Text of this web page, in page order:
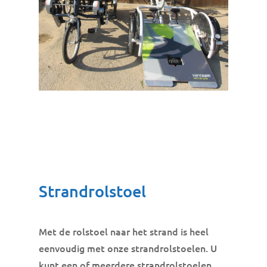
Strandrolstoel
Met de rolstoel naar het strand is heel
eenvoudig met onze strandrolstoelen. U
kunt een of meerdere strandrolstoelen